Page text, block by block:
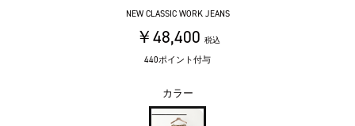
NEW CLASSIC WORK JEANS
￥48,400 税込
440ポイント付与
カラー